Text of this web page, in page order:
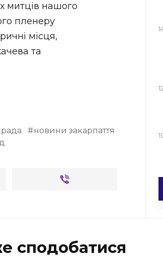
митців нашого
пленеру
місця,
та
новини закарпаття
сподобатися